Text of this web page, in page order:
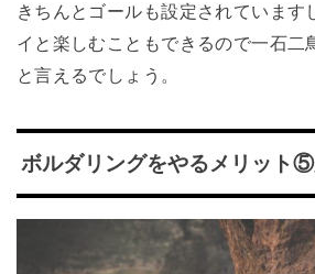
きちんとゴールも設定されています
イと楽しむこともできるので一石二
と言えるでしょう。
ボルダリングをやるメリット